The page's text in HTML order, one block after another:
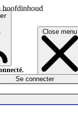
hoofdinhoud
Close menu
Se connecter